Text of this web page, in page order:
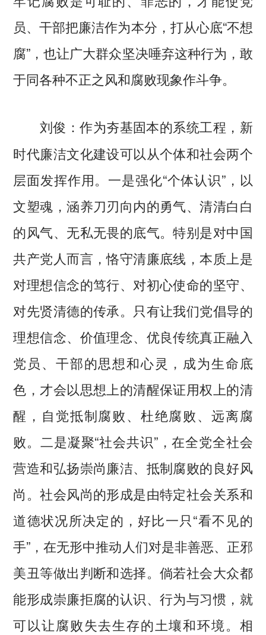
员、干部把廉洁作为本分，打从心底“不想
腐”，也让广大群众坚决唾弃这种行为，敢
于同各种不正之风和腐败现象作斗争。
刘俊：作为夯基固本的系统工程，新
时代廉洁文化建设可以从个体和社会两个
层面发挥作用。一是强化“个体认识”，以
文塑魂，涵养刀刃向内的勇气、清清白白
的风气、无私无畏的底气。特别是对中国
共产党人而言，恪守清廉底线，本质上是
对理想信念的笃行、对初心使命的坚守、
对先贤清德的传承。只有让我们党倡导的
理想信念、价值理念、优良传统真正融入
党员、干部的思想和心灵，成为生命底
色，才会以思想上的清醒保证用权上的清
醒，自觉抵制腐败、杜绝腐败、远离腐
败。二是凝聚“社会共识”，在全党全社会
营造和弘扬崇尚廉洁、抵制腐败的良好风
尚。社会风尚的形成是由特定社会关系和
道德状况所决定的，好比一只“看不见的
手”，在无形中推动人们对是非善恶、正邪
美丑等做出判断和选择。倘若社会大众都
能形成崇廉拒腐的认识、行为与习惯，就
可以让腐败失去生存的土壤和环境。相